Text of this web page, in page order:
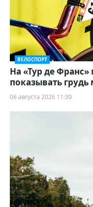
ВЕЛОСПОРТ
На «Тур де
показывать
06 августа 2026 11:30